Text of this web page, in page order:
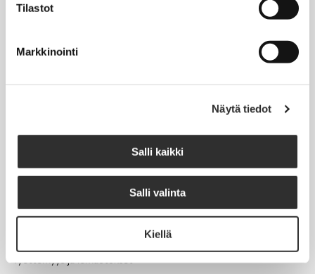
Tilastot
Markkinointi
Näytä tiedot
Salli kaikki
Salli valinta
Kiellä
Työaika